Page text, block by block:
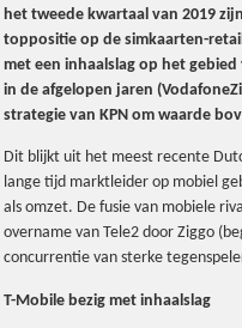
het tweede kwartaal van 2019
toppositie op de simkaarten-
met een inhaalslag op het
in de afgelopen jaren
strategie van KPN om waarde
Dit blijkt uit het meest recente
lange tijd marktleider op mobiel
als omzet. De fusie van mobiele
overname van Tele2 door Ziggo
concurrentie van sterke
T-Mobile bezig met inhaalslag